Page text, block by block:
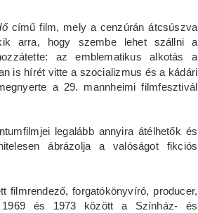
című film, mely a cenzúrán átcsúszva
arra, hogy szembe lehet szállni a
az emblematikus alkotás a
is hírét vitte a szocializmus és a kádári
a 29. mannheimi filmfesztivál
legalább annyira átélhetők és
ábrázolja a valóságot fikciós
filmrendező, forgatókönyvíró, producer,
1969 és 1973 között a Színház- és